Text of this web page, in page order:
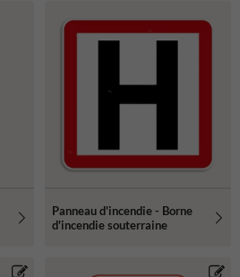
Panneau d'incendie - Borne
d'incendie souterraine